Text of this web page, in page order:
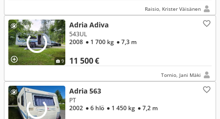
Raisio, Krister Väisänen
9
Adria Adiva
11 500 €
543UL
2008 ● 1 700 kg ● 7,3 m
Tornio, Jani Mäki
Adria 563
PT
2002 ● 6 hlö ● 1 450 kg ● 7,2 m